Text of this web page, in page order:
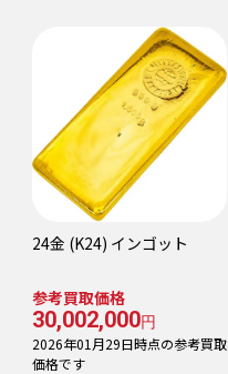
24金 (K24) インゴット
参考買取価格
30,002,000円
2026年01月29日時点の参考買取
価格です